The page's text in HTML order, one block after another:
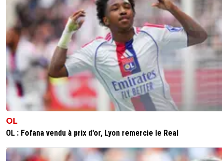
OL
OL : Fofana vendu à prix d'or, Lyon remercie le Real